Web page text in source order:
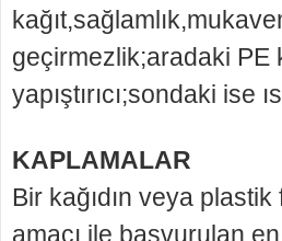
geçirmezlik;aradaki PE
yapıştırıcı;sondaki ise
KAPLAMALAR
Bir kağıdın veya
amacı ile başvurulan